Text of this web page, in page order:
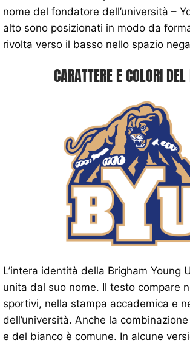
nome del fondatore dell’università –
alto sono posizionati in modo da
rivolta verso il basso nello spazio
CARATTERE E COLORI DEL
L’intera identità della Brigham Young
unita dal suo nome. Il testo compare
sportivi, nella stampa accademica e
dell’università. Anche la
e del bianco è comune. In alcune